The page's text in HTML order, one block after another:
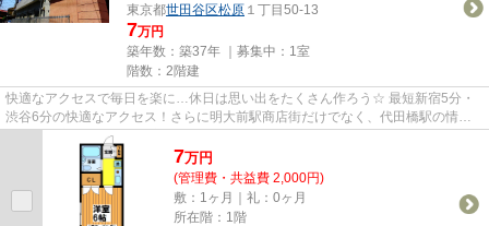
東京都世田谷区松原 １丁目50-13
7万円
築年数：築37年 ｜募集中： 1室
階数：2階建
快適なアクセスで毎日を楽に…休日は思い出をたくさん作ろう☆ 最短新宿5分・
渋谷6分の快適なアクセス！さらに明大前駅商店街だけでなく、代田橋駅の情緒
溢れる商店街も楽しめる立地で毎...
7万円
(管理費・共益費 2,000円)
敷：1ヶ月｜礼：0ヶ月
所在階：1階